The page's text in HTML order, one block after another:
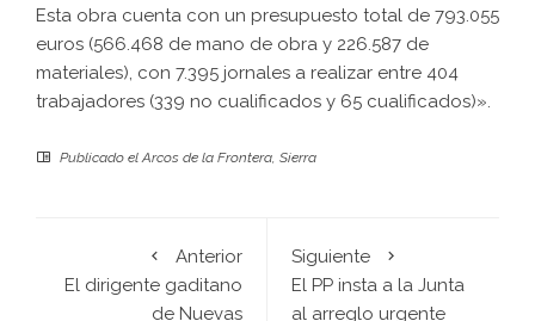
Esta obra cuenta con un presupuesto total de 793.055
euros (566.468 de mano de obra y 226.587 de
materiales), con 7.395 jornales a realizar entre 404
trabajadores (339 no cualificados y 65 cualificados)».
Publicado elArcos de la Frontera, Sierra
Anterior
El dirigente gaditano
de Nuevas
Siguiente
El PP insta a la Junta
al arreglo urgente